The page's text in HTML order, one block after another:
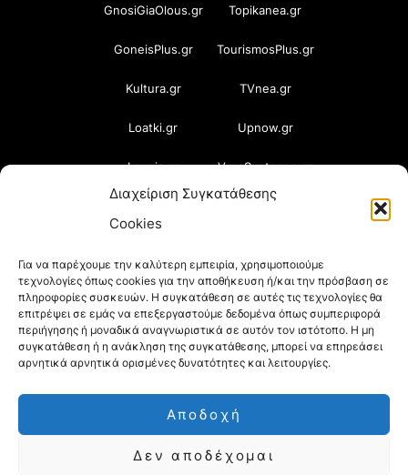
Διαχείριση Συγκατάθεσης
Cookies
Για να παρέχουμε την καλύτερη εμπειρία, χρησιμοποιούμε
τεχνολογίες όπως cookies για την αποθήκευση ή/και την πρόσβαση σε
πληροφορίες συσκευών. Η συγκατάθεση σε αυτές τις τεχνολογίες θα
επιτρέψει σε εμάς να επεξεργαστούμε δεδομένα όπως συμπεριφορά
περιήγησης ή μοναδικά αναγνωριστικά σε αυτόν τον ιστότοπο. Η μη
συγκατάθεση ή η ανάκληση της συγκατάθεσης, μπορεί να επηρεάσει
αρνητικά αρνητικά ορισμένες δυνατότητες και λειτουργίες.
Αποδοχή
Δεν αποδέχομαι
GnosiGiaOlous.gr Topikanea.gr
GoneisPlus.gr TourismosPlus.gr
Kultura.gr TVnea.gr
Loatki.gr Upnow.gr
Loveis.gr VresSyntages.gr
ModernaGynaika.gr Xristianika.gr
Oikotropia.gr ZoumeSpiti.gr
Perepet.gr
Orama Group (Orama Group Μ.Ι.Κ.Ε.) |
Α.Φ.Μ. 801086294 – Δ.Ο.Υ. ΚΕΦΟΔΕ Αττικής |
Γ.Ε.ΜΗ 148748903000 | Έδρα: Αθήνα, Ελλάδα |